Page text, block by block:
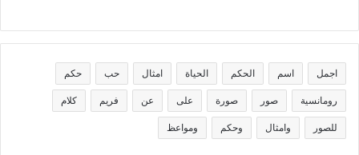
اجمل اسم الحكم الحياة امثال حب حكم
رومانسية صور صورة على عن فريم كلام
للصور وامثال وحكم ومواعظ